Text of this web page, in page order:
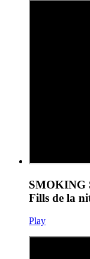
SMOKING
Fills de la
Play